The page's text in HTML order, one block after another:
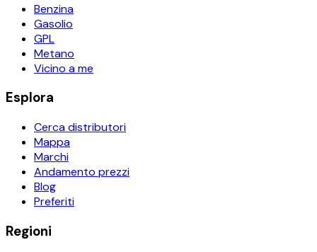
Benzina
Gasolio
GPL
Metano
Vicino a me
Esplora
Cerca distributori
Mappa
Marchi
Andamento prezzi
Blog
Preferiti
Regioni